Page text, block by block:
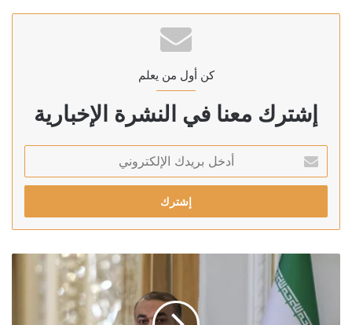
كن أول من يعلم
إشترك معنا في النشرة الإخبارية
بريدك
الإلكتروني